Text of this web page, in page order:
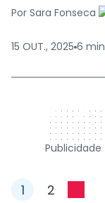
Por Sara Fonseca
15 OUT., 2025 6 min
320 x 50
Publicidade
1 2